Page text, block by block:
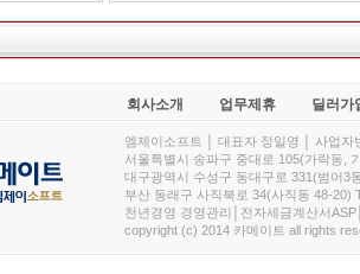
회사소개 업무제휴 딜러가
엠제이소프트 │ 대표자 정일영 │ 사업
서울특별시 송파구 중대로 105(가락동,
대구광역시 수성구 동대구로 331(범어3
부산 동래구 사직북로 34(사직동 48-20)
천년경영 경영관리│전자세금계산서
copyright (c) 2014 카메이트 all rights